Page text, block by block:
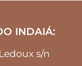
INDAIÁ:
s/n